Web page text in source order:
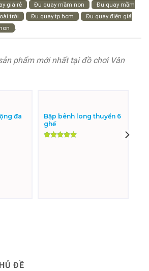
giá rẻ Đu quay mầm non
Đu quay mầm
trời Đu quay tp hcm
Đu quay điện giá
.
phẩm mới nhất tại đồ chơi Vân
đa
Bập bênh long thuyền 6
ghế
ĐỀ